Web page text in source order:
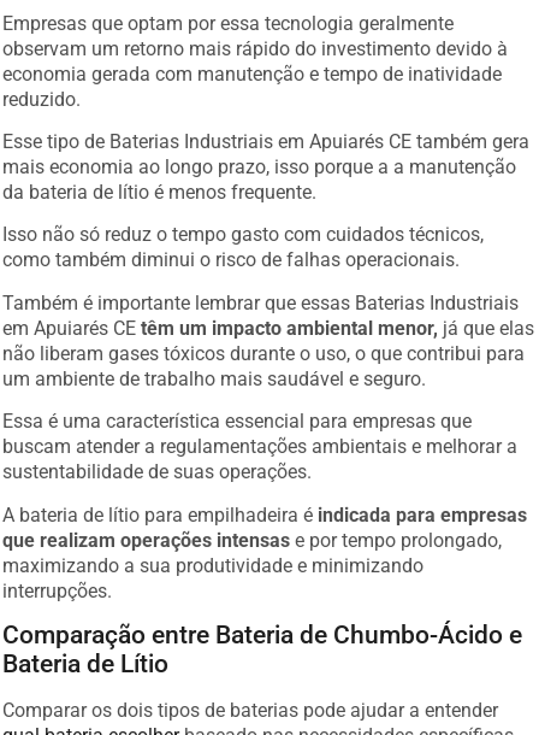
Empresas que optam por essa tecnologia geralmente
observam um retorno mais rápido do investimento devido à
economia gerada com manutenção e tempo de inatividade
reduzido.
Esse tipo de Baterias Industriais em Apuiarés CE também gera
mais economia ao longo prazo, isso porque a a manutenção
da bateria de lítio é menos frequente.
Isso não só reduz o tempo gasto com cuidados técnicos,
como também diminui o risco de falhas operacionais.
Também é importante lembrar que essas Baterias Industriais
em Apuiarés CE têm um impacto ambiental menor,
já que elas
não liberam gases tóxicos durante o uso, o que contribui para
um ambiente de trabalho mais saudável e seguro.
Essa é uma característica essencial para empresas que
buscam atender a regulamentações ambientais e melhorar a
sustentabilidade de suas operações.
A bateria de lítio para empilhadeira é indicada para empresas
que realizam operações intensas
e por tempo prolongado,
maximizando a sua produtividade e minimizando
interrupções.
Comparação entre Bateria de Chumbo-Ácido e
Bateria de Lítio
Comparar os dois tipos de baterias pode ajudar a entender
qual bateria escolherbaseado nas necessidades específicas